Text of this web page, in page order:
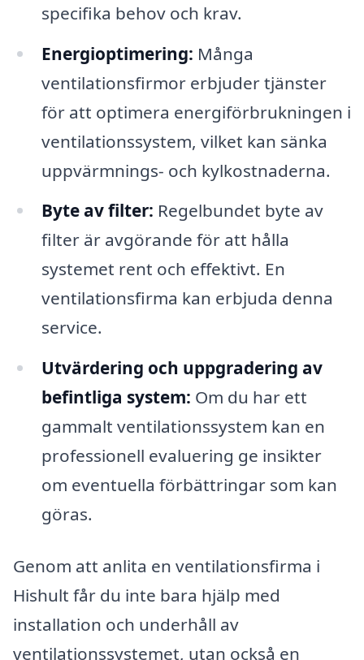
specifika behov och krav.
Energioptimering: Många
ventilationsfirmor erbjuder tjänster
för att optimera energiförbrukningen i
ventilationssystem, vilket kan sänka
uppvärmnings- och kylkostnaderna.
Byte av filter: Regelbundet byte av
filter är avgörande för att hålla
systemet rent och effektivt. En
ventilationsfirma kan erbjuda denna
service.
Utvärdering och uppgradering av
befintliga system: Om du har ett
gammalt ventilationssystem kan en
professionell evaluering ge insikter
om eventuella förbättringar som kan
göras.
Genom att anlita en ventilationsfirma i
Hishult får du inte bara hjälp med
installation och underhåll av
ventilationssystemet, utan också en